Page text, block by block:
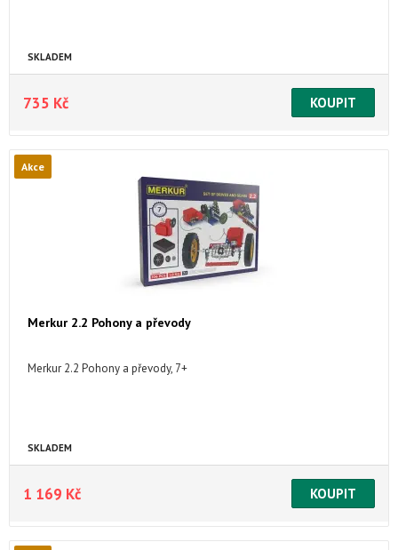
SKLADEM
735 Kč
Akce
Merkur 2.2 Pohony a převody
Merkur 2.2 Pohony a převody, 7+
SKLADEM
1 169 Kč